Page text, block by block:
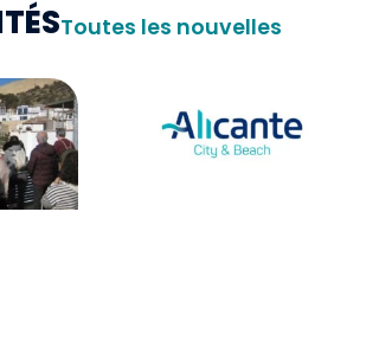
Toutes les nouvelles